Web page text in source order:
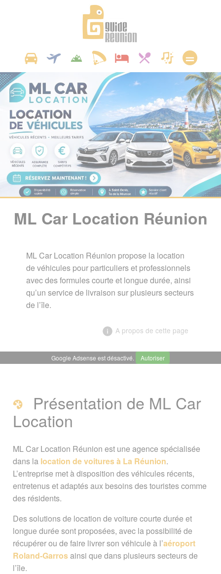
ML Car Location Réunion
ML Car Location Réunion propose la location
de véhicules pour particuliers et professionnels
avec des formules courte et longue durée, ainsi
qu’un service de livraison sur plusieurs secteurs
de l’île.
A propos de cette page
Présentation de ML Car Location
Poursuivre avec ...
Page créée le 01 juin 2026. Dernière
mise à jour le 01 juin 2026
Vous êtes ici :Accueil /Guide pratique/
Transports/Location de voiture/ML Car
Location Réunion
Google Adsense est désactivé. Autoriser
Présentation de ML Car
Location
ML Car Location Réunion est une agence spécialisée
dans la location de voitures à La Réunion.
L’entreprise met à disposition des véhicules récents,
entretenus et adaptés aux besoins des touristes comme
des résidents.
Des solutions de location de voiture courte durée et
longue durée sont proposées, avec la possibilité de
récupérer ou de faire livrer son véhicule à l’aéroport
Roland-Garrosainsi que dans plusieurs secteurs de
l’île.
Panneau de gestion des cookies